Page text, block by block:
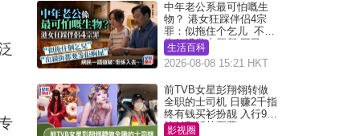
中年老公系最可怕嘅生
物？ 港女狂踩伴侣4宗
罪：似拖住个乞儿 不解
为何经常去厕所 网民一
语道破
生活百科
2026-08-08 15:21 HKT
前TVB女星彭翔翎转做
全职的士司机 日赚2千指
终有钱买衫扮靓 入行9年
被封翻版林夏薇
影视圈